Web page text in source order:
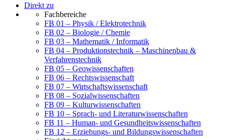
Direkt zu
Fachbereiche
FB 01 – Physik / Elektrotechnik
FB 02 – Biologie / Chemie
FB 03 – Mathematik / Informatik
FB 04 – Produktionstechnik – Maschinenbau &
Verfahrenstechnik
FB 05 – Geowissenschaften
FB 06 – Rechtswissenschaft
FB 07 – Wirtschaftswissenschaft
FB 08 – Sozialwissenschaften
FB 09 – Kulturwissenschaften
FB 10 – Sprach- und Literaturwissenschaften
FB 11 – Human- und Gesundheitswissenschaften
FB 12 – Erziehungs- und Bildungswissenschaften